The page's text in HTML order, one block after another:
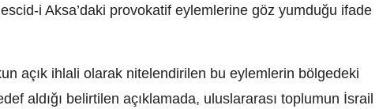
i Aksa’daki provokatif eylemlerine göz yumduğu ifade
açık ihlali olarak nitelendirilen bu eylemlerin bölgedeki
aldığı belirtilen açıklamada, uluslararası toplumun İsrail